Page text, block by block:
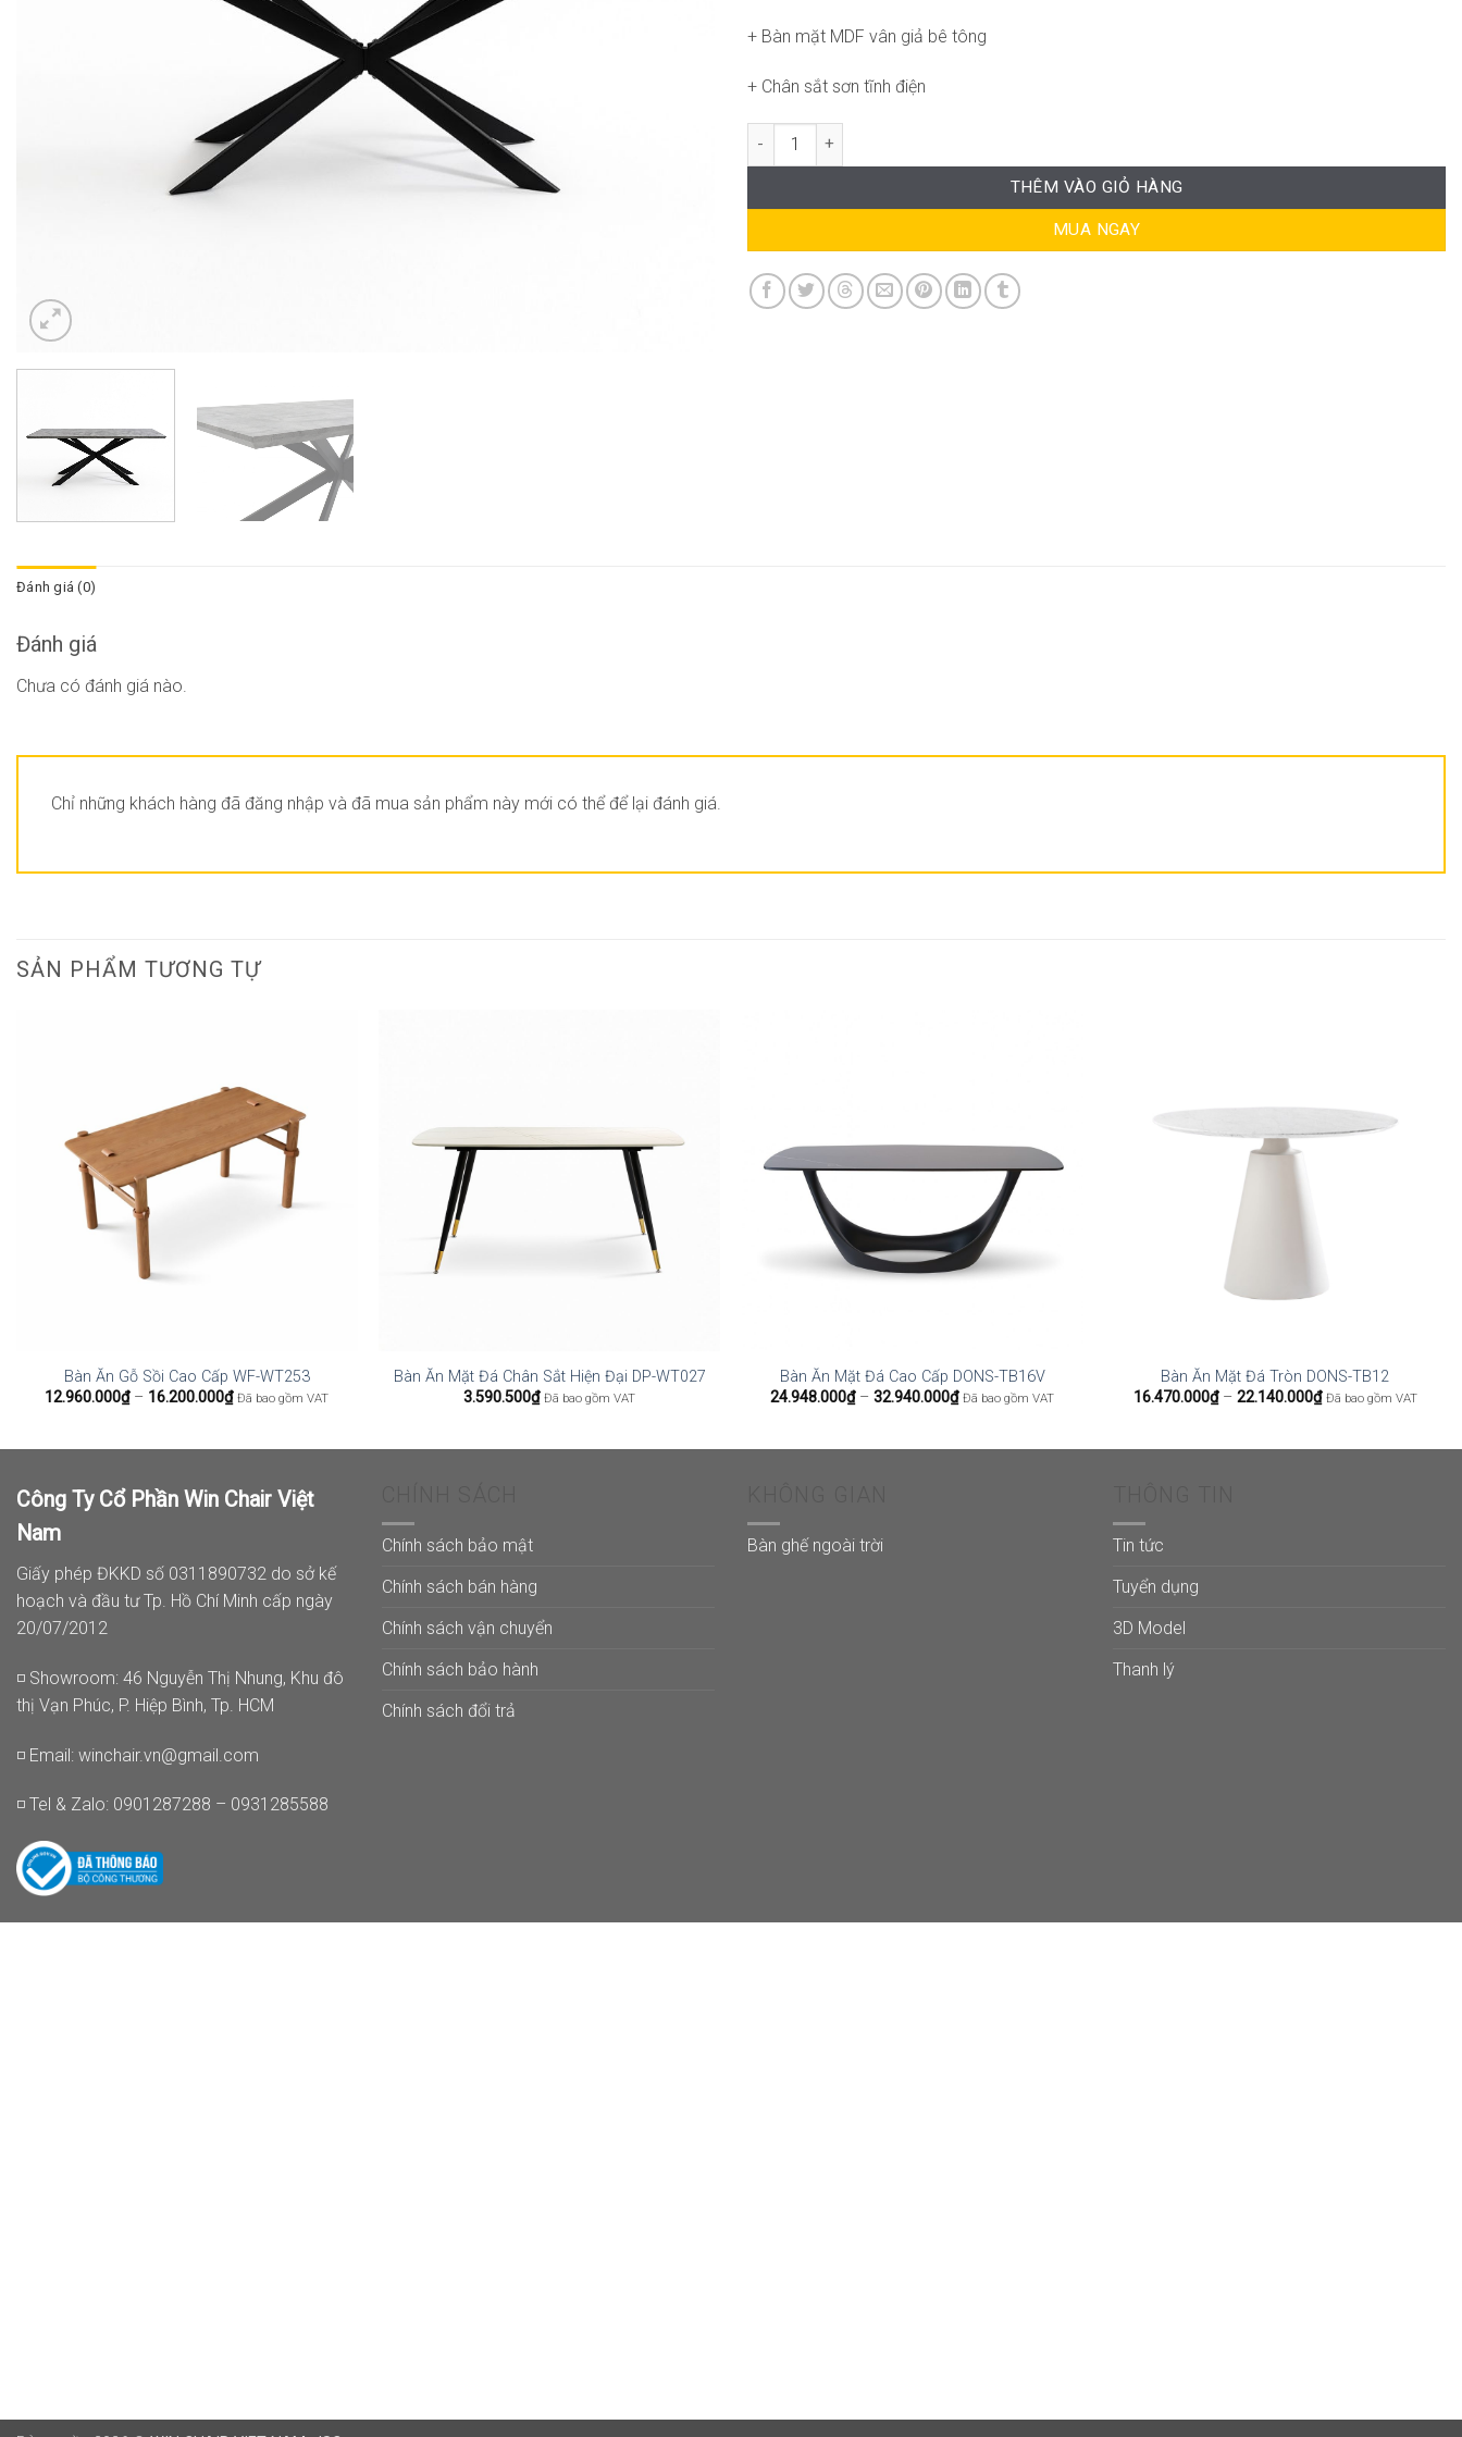
+ Bàn mặt MDF vân giả bê tông
+ Chân sắt sơn tĩnh điện
Bàn Orizo AK-WT021 số lượng
THÊM VÀO GIỎ HÀNG
MUA NGAY
Đánh giá (0)
Đánh giá
Chưa có đánh giá nào.
Chỉ những khách hàng đã đăng nhập và đã mua sản phẩm này mới có thể để lại đánh giá.
SẢN PHẨM TƯƠNG TỰ
Bàn Ăn Gỗ Sồi Cao Cấp WF-WT253
12.960.000₫ – 16.200.000₫Khoảng
giá:
Đã bao gồm VAT
Bàn Ăn Mặt Đá Chân Sắt Hiện Đại DP-WT027
3.590.500₫ Đã bao gồm VAT
Bàn Ăn Mặt Đá Cao Cấp DONS-TB16V
24.948.000₫ – 32.940.000₫Khoảng
giá:
Đã bao gồm VAT
Bàn Ăn Mặt Đá Tròn DONS-TB12
16.470.000₫ – 22.140.000₫Khoảng
giá:
Đã bao gồm VAT
Công Ty Cổ Phần Win Chair Việt
Nam
Giấy phép ĐKKD số 0311890732 do sở kế
hoạch và đầu tư Tp. Hồ Chí Minh cấp ngày
20/07/2012
◽ Showroom: 46 Nguyễn Thị Nhung, Khu đô
thị Vạn Phúc, P. Hiệp Bình, Tp. HCM
◽ Email: winchair.vn@gmail.com
◽ Tel & Zalo: 0901287288 – 0931285588
Chính sách bảo mật
Chính sách bán hàng
Chính sách vận chuyển
Chính sách bảo hành
Chính sách đổi trả
Bàn ghế ngoài trời
Tin tức
Tuyển dụng
3D Model
Thanh lý